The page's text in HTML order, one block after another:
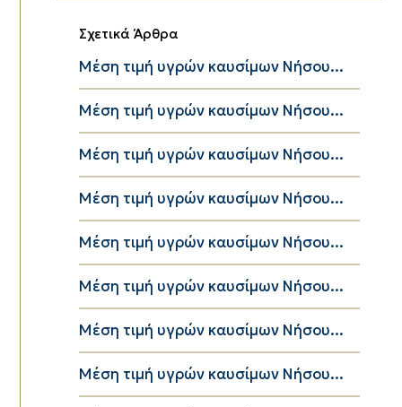
Σχετικά Άρθρα
Μέση τιμή υγρών καυσίμων Νήσου...
Μέση τιμή υγρών καυσίμων Νήσου...
Μέση τιμή υγρών καυσίμων Νήσου...
Μέση τιμή υγρών καυσίμων Νήσου...
Μέση τιμή υγρών καυσίμων Νήσου...
Μέση τιμή υγρών καυσίμων Νήσου...
Μέση τιμή υγρών καυσίμων Νήσου...
Μέση τιμή υγρών καυσίμων Νήσου...